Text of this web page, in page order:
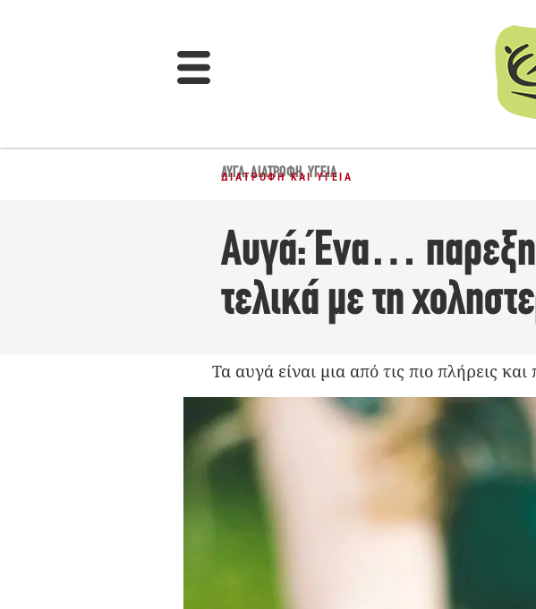
ΑΥΓΆ,ΔΙΑΤΡΟΦΉ,ΥΓΕΊΑ
ΔΙΑΤΡΟΦΉ ΚΑΙ ΥΓΕΊΑ
Αυγά: Ένα…
τελικά με τη
Τα αυγά είναι μια από τις πιο πλήρεις